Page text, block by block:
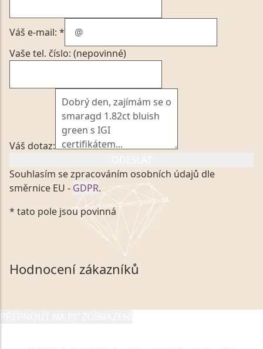
Váš e-mail: *
Vaše tel. číslo: (nepovinné)
Váš dotaz:
Souhlasím se zpracováním osobních údajů dle
směrnice EU - GDPR.
Kliknutím na výše uvedený odkaz, v souladu se
zákonem č. 101/2000 Sb. v platném znění výslovně
souhlasím se zpracováním a uchováním veškerých
mých osobních údajů, které poskytuji prostřednictvím
společnosti VVDiamonds s.r.o., IČO: 05892481. Tyto
údaje poskytuji společnosti VVDiamonds s.r.o., IČO:
* tato pole jsou povinná
Hodnocení zákazníků